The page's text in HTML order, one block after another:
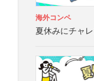
海外コンペ
夏休みにチャ